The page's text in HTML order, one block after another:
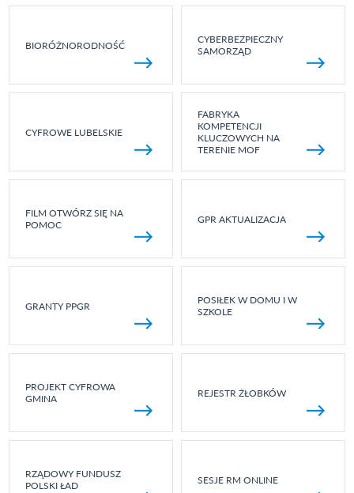
BIORÓŻNORODNOŚĆ
CYBERBEZPIECZNY
SAMORZĄD
CYFROWE LUBELSKIE
FABRYKA
KOMPETENCJI
KLUCZOWYCH NA
TERENIE MOF
FILM OTWÓRZ SIĘ NA
POMOC
GPR AKTUALIZACJA
GRANTY PPGR
POSIŁEK W DOMU I W
SZKOLE
PROJEKT CYFROWA
GMINA
REJESTR ŻŁOBKÓW
RZĄDOWY FUNDUSZ
POLSKI ŁAD
SESJE RM ONLINE